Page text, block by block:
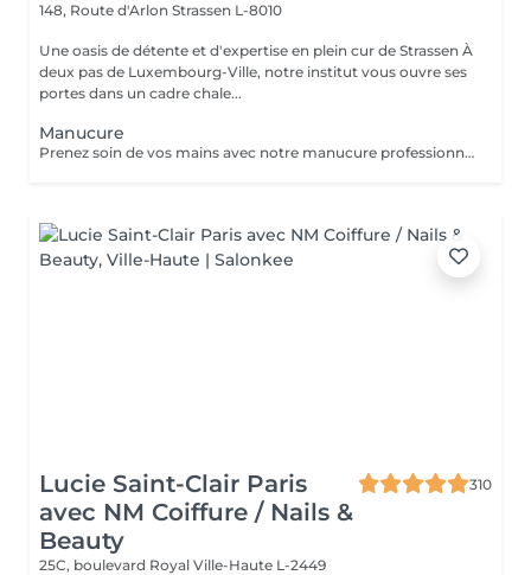
148, Route d'Arlon Strassen L-8010
Une oasis de détente et d'expertise en plein cur de Strassen À
deux pas de Luxembourg-Ville, notre institut vous ouvre ses
portes dans un cadre chale...
Manucure
Prenez soin de vos mains avec notre manucure professionnelle, pour des ongles soignés et une peau douce. - Limage et modelage précis des ongles - Soin des cuticules et hydratation des mains - Finition base fortifiante ou non Chaque séance est réalisée avec soin pour un résultat élégant et raffiné.
Lucie Saint-Clair Paris
avec NM Coiffure / Nails &
Beauty
310
25C, boulevard Royal Ville-Haute L-2449